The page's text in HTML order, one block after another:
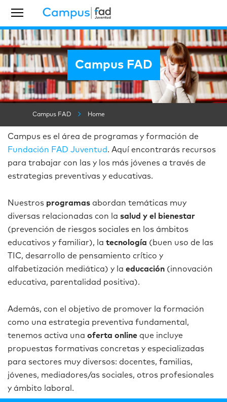
Campus FAD
Campus FAD Home
Campus es el área de programas y formación de
Fundación FAD Juventud. Aquí encontrarás recursos
para trabajar con las y los más jóvenes a través de
estrategias preventivas y educativas.
Nuestros programas abordan temáticas muy
diversas relacionadas con la salud y el bienestar
(prevención de riesgos sociales en los ámbitos
educativos y familiar), la tecnología (buen uso de las
TIC, desarrollo de pensamiento crítico y
alfabetización mediática) y la educación (innovación
educativa, parentalidad positiva).
Además, con el objetivo de promover la formación
como una estrategia preventiva fundamental,
tenemos activa una oferta online que incluye
propuestas formativas concretas y especializadas
para sectores muy diversos: docentes, familias,
jóvenes, mediadores/as sociales, otros profesionales
y ámbito laboral.